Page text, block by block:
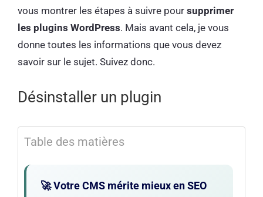
vous montrer les étapes à suivre pour supprimer
les plugins WordPress. Mais avant cela, je vous
donne toutes les informations que vous devez
savoir sur le sujet. Suivez donc.
Désinstaller un plugin
Table des matières
🚀 Votre CMS mérite mieux en SEO